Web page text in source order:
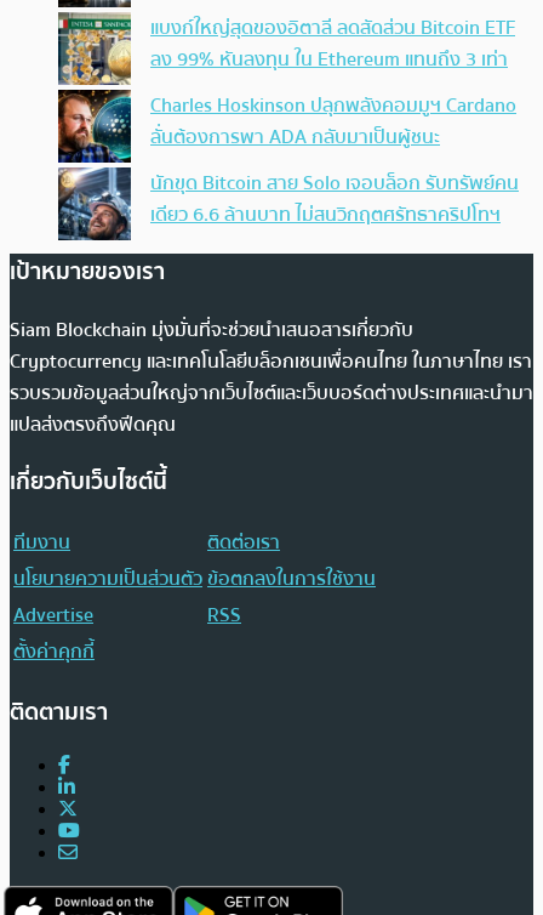
แบงก์ใหญ่สุดของอิตาลี ลดสัดส่วน Bitcoin ETF
ลง 99% หันลงทุน ใน Ethereum แทนถึง 3 เท่า
Charles Hoskinson ปลุกพลังคอมมูฯ Cardano
ลั่นต้องการพา ADA กลับมาเป็นผู้ชนะ
นักขุด Bitcoin สาย Solo เจอบล็อก รับทรัพย์คน
เดียว 6.6 ล้านบาท ไม่สนวิกฤตศรัทธาคริปโทฯ
เป้าหมายของเรา
Siam Blockchain มุ่งมั่นที่จะช่วยนำเสนอสารเกี่ยวกับ
Cryptocurrency และเทคโนโลยีบล็อกเชนเพื่อคนไทย ในภาษาไทย เรา
รวบรวมข้อมูลส่วนใหญ่จากเว็บไซต์และเว็บบอร์ดต่างประเทศและนำมา
แปลส่งตรงถึงฟีดคุณ
เกี่ยวกับเว็บไซต์นี้
ทีมงาน
ติดต่อเรา
นโยบายความเป็นส่วนตัวข้อตกลงในการใช้งาน
Advertise
RSS
ตั้งค่าคุกกี้
ติดตามเรา